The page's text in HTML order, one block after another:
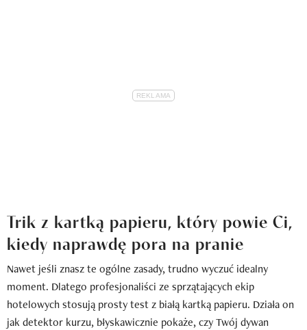
Trik z kartką papieru, który powie Ci,
kiedy naprawdę pora na pranie
Nawet jeśli znasz te ogólne zasady, trudno wyczuć idealny
moment. Dlatego profesjonaliści ze sprzątających ekip
hotelowych stosują prosty test z białą kartką papieru. Działa on
jak detektor kurzu, błyskawicznie pokaże, czy Twój dywan